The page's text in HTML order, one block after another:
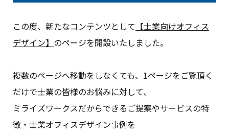
この度、新たなコンテンツとして 【士業向けオフィス
デザイン】 のページを開設いたしました。
複数のページへ移動をしなくても、1ページをご覧頂く
だけで士業の皆様のお悩みに対して、
ミライズワークスだからできるご提案やサービスの特
徴・士業オフィスデザイン事例を